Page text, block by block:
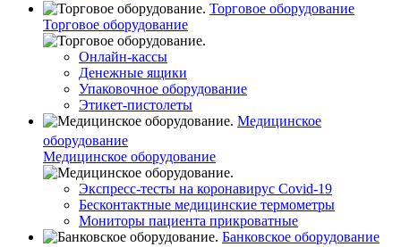
Торговое оборудование
Торговое оборудование
Онлайн-кассы
Денежные ящики
Упаковочное оборудование
Этикет-пистолеты
Медицинское
оборудование
Медицинское оборудование
Экспресс-тесты на коронавирус Covid-19
Бесконтактные медицинские термометры
Мониторы пациента прикроватные
Банковское оборудование